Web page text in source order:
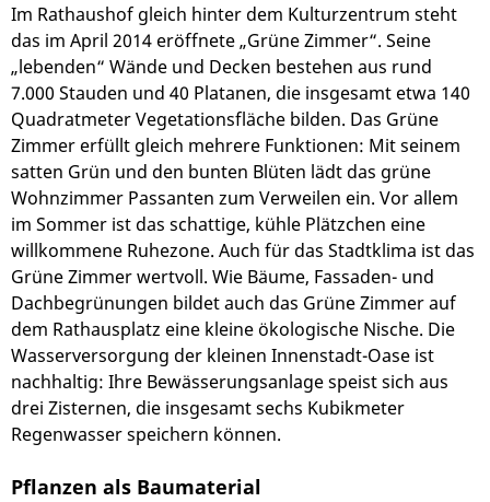
Im Rathaushof gleich hinter dem Kulturzentrum steht
das im April 2014 eröffnete „Grüne Zimmer“. Seine
„lebenden“ Wände und Decken bestehen aus rund
7.000 Stauden und 40 Platanen, die insgesamt etwa 140
Quadratmeter Vegetationsfläche bilden. Das Grüne
Zimmer erfüllt gleich mehrere Funktionen: Mit seinem
satten Grün und den bunten Blüten lädt das grüne
Wohnzimmer Passanten zum Verweilen ein. Vor allem
im Sommer ist das schattige, kühle Plätzchen eine
willkommene Ruhezone. Auch für das Stadtklima ist das
Grüne Zimmer wertvoll. Wie Bäume, Fassaden- und
Dachbegrünungen bildet auch das Grüne Zimmer auf
dem Rathausplatz eine kleine ökologische Nische. Die
Wasserversorgung der kleinen Innenstadt-Oase ist
nachhaltig: Ihre Bewässerungsanlage speist sich aus
drei Zisternen, die insgesamt sechs Kubikmeter
Regenwasser speichern können.
Pflanzen als Baumaterial